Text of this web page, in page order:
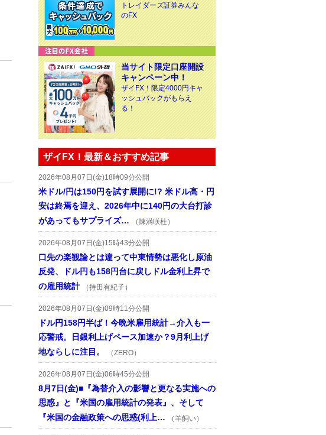
トレイダーズ証券みんな
のFX
当サイト限定口座開設
キャンペーン中！
ザイFX！限定4000円キャ
ッシュバックがもらえ
る！
ザイFX！最新＆おすすめ記事
2026年08月07日(金)18時09分公開
米ドル/円は150円を試す展開に!? 米ドル高・円
安は終焉を迎え、2026年中に140円の大台打診
があってもサプライズ…
（陳満咲杜）
2026年08月07日(金)15時43分公開
口先の楽観論とは違って中東情勢は悪化し原油
反発、ドル円も158円台に戻しドル金利上昇で
の雇用統計
（持田有紀子）
2026年08月07日(金)09時11分公開
ドル円158円半ば！今晩米雇用統計→介入も一
応警戒。日銀利上げペース加速か？9月利上げ
地ならしに注目。
（ZERO）
2026年08月07日(金)06時45分公開
8月7日(金)■『為替介入の影響と更なる実施への
思惑』と『米国の雇用統計の発表』、そして
『米国の金融政策への思惑(利上…
（羊飼い）